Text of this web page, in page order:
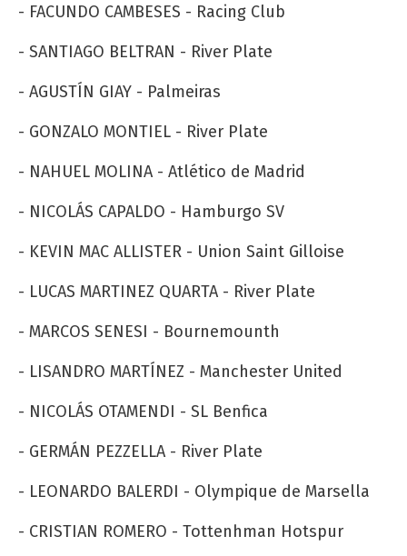
- FACUNDO CAMBESES - Racing Club
- SANTIAGO BELTRAN - River Plate
- AGUSTÍN GIAY - Palmeiras
- GONZALO MONTIEL - River Plate
- NAHUEL MOLINA - Atlético de Madrid
- NICOLÁS CAPALDO - Hamburgo SV
- KEVIN MAC ALLISTER - Union Saint Gilloise
- LUCAS MARTINEZ QUARTA - River Plate
- MARCOS SENESI - Bournemounth
- LISANDRO MARTÍNEZ - Manchester United
- NICOLÁS OTAMENDI - SL Benfica
- GERMÁN PEZZELLA - River Plate
- LEONARDO BALERDI - Olympique de Marsella
- CRISTIAN ROMERO - Tottenhman Hotspur